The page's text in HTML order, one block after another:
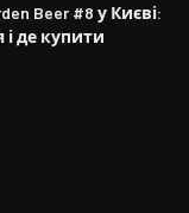
Beer #8 у Києві:
і де купити